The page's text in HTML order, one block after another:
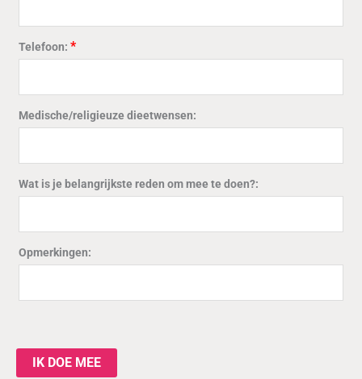
Telefoon: *
Medische/religieuze dieetwensen:
Wat is je belangrijkste reden om mee te doen?:
Opmerkingen:
IK DOE MEE